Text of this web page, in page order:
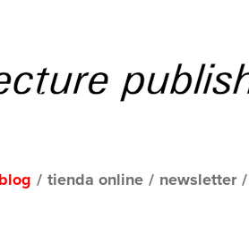
blog / tienda online / newsletter /